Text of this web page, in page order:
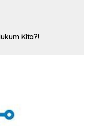
Kita?!